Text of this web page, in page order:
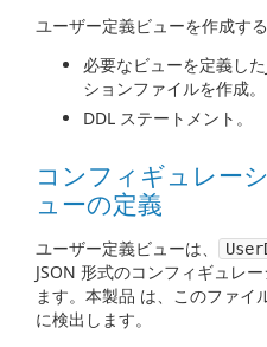
ユーザー定義ビューを作成す
必要なビューを定義し
ションファイルを作成。
DDL ステートメント。
コンフィギュレー
ューの定義
ユーザー定義ビューは、
JSON 形式のコンフィギュレ
ます。本製品 は、このファイ
に検出します。